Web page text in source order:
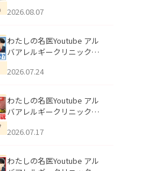
らない理由｜繰り返す人が
説」を公開いたしました。
2026.08.07
わたしの名医Youtube アル
バアレルギークリニック札
える男性へ｜医師が教える
公開いたしました。
2026.07.24
わたしの名医Youtube アル
バアレルギークリニック札
跡にVビームは効く？向いて
説」を公開いたしました。
2026.07.17
わたしの名医Youtube アル